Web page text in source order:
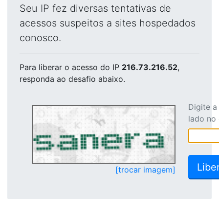
Seu IP fez diversas tentativas de
acessos suspeitos a sites hospedados
conosco.
Para liberar o acesso do IP 216.73.216.52,
responda ao desafio abaixo.
[trocar imagem]
Digite
lado no